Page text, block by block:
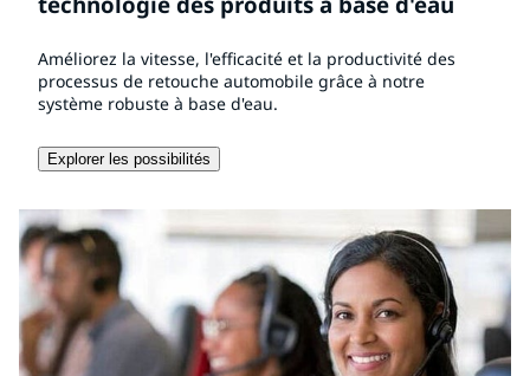
Améliorez la vitesse, l'efficacité et la productivité des
processus de retouche automobile grâce à notre
système robuste à base d'eau.
Explorer les possibilités